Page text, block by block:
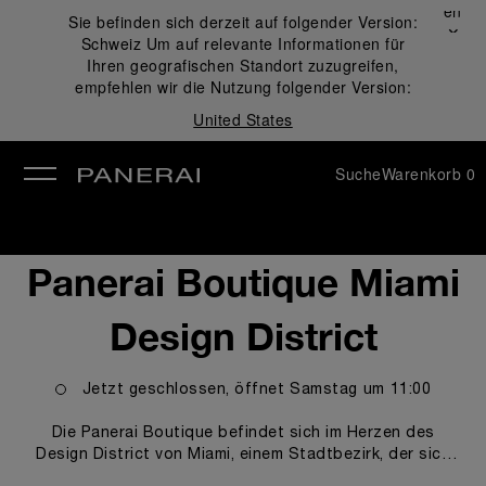
Sie befinden sich derzeit auf folgender Version:
Schweiz Um auf relevante Informationen für
Ihren geografischen Standort zuzugreifen,
empfehlen wir die Nutzung folgender Version:
United States
Schließen
✕
SucheWarenkorb 0
Panerai Boutique Miami
Design District
Jetzt geschlossen, öffnet Samstag um 11:00
Die Panerai Boutique befindet sich im Herzen des
Design District von Miami, einem Stadtbezirk, der sich